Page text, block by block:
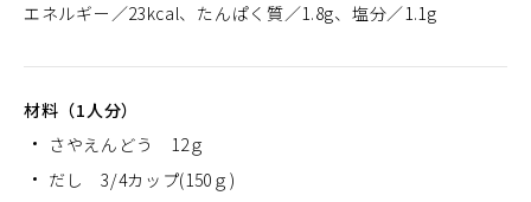
エネルギー 23kcal たんぱく質 1.8g 塩分 1.1g
材料（1人分）
さやえんどう 12ｇ
だし 3/4カップ(150ｇ)